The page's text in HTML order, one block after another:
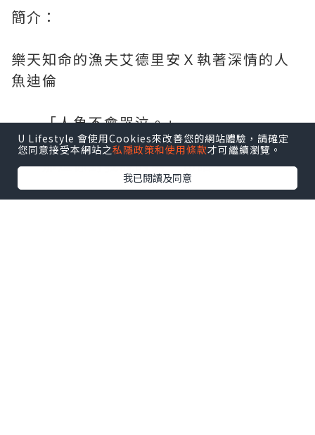
簡介：
樂天知命的漁夫艾德里安Ｘ執著深情的人
魚迪倫
「人魚不會哭泣。」
那是你對我說的第一句話。
U Lifestyle 會使用Cookies來改善您的網站體驗，請確定
您同意接受本網站之私隱政策和使用條款才可繼續瀏覽。
我已閱讀及同意